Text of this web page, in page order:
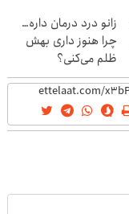
زانو درد درمان داره…
چرا هنوز داری بهش
ظلم می‌کنی؟